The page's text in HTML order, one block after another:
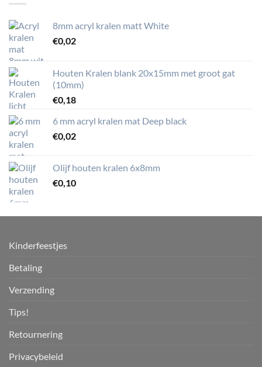
8mm acryl kralen matt White
€0,02
Houten Kralen blank 20x15mm met groot gat
(10mm)
€0,18
6 mm acryl kralen mat Deep black
€0,02
Olijf houten kralen 6x8mm
€0,10
Kinderfeestjes
Betaling
Verzending
Tips!
Retournering
Privacybeleid